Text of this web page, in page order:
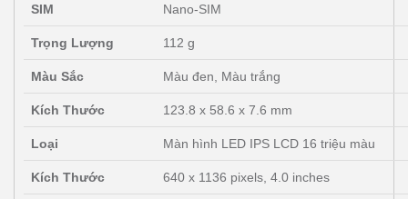
SIM Nano-SIM
Trọng Lượng 112 g
Màu Sắc Màu đen, Màu trắng
Kích Thước 123.8 x 58.6 x 7.6 mm
Loại Màn hình LED IPS LCD 16 triệu màu
Kích Thước 640 x 1136 pixels, 4.0 inches